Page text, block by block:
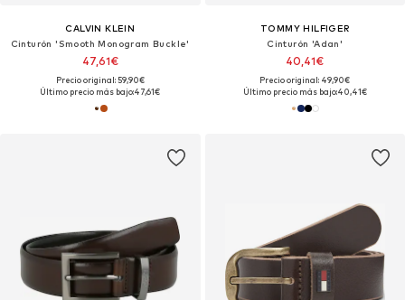
CALVIN KLEIN
Cinturón 'Smooth Monogram Buckle'
47,61€
Precio original: 59,90€
Último precio más bajo:47,61€
TOMMY HILFIGER
Cinturón 'Adan'
40,41€
Precio original: 49,90€
Último precio más bajo:40,41€